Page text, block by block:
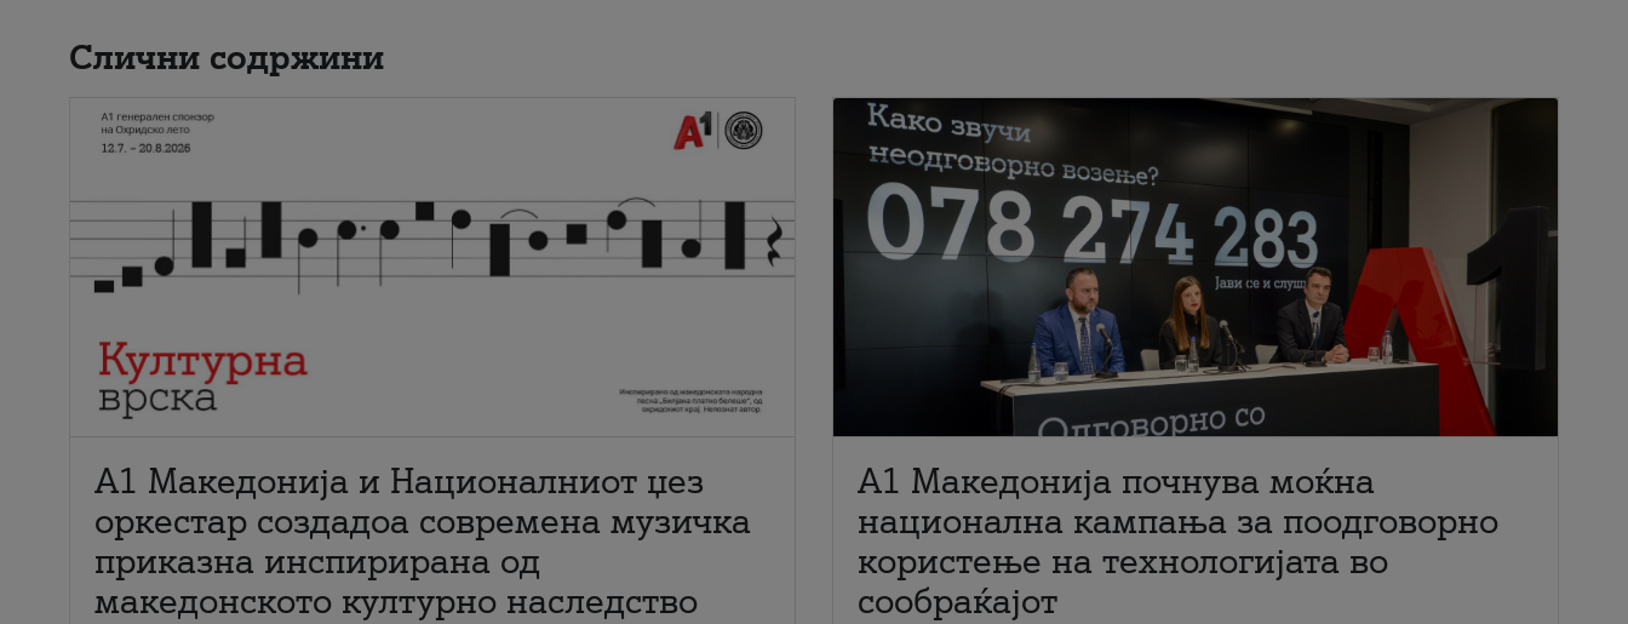
Слични содржини
А1 Македонија и Националниот џез
оркестар создадоа современа музичка
приказна инспирирана од
македонското културно наследство
A1 Македонија почнува моќна
национална кампања за поодговорно
користење на технологијата во
сообраќајот